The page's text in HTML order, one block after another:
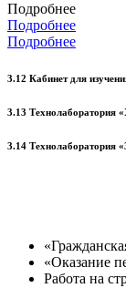
Подробнее
Подробнее
Подробнее
3.12 Кабинет для
3.13 Технолаборатория
3.14 Технолаборатория
«Оказание
Работа на